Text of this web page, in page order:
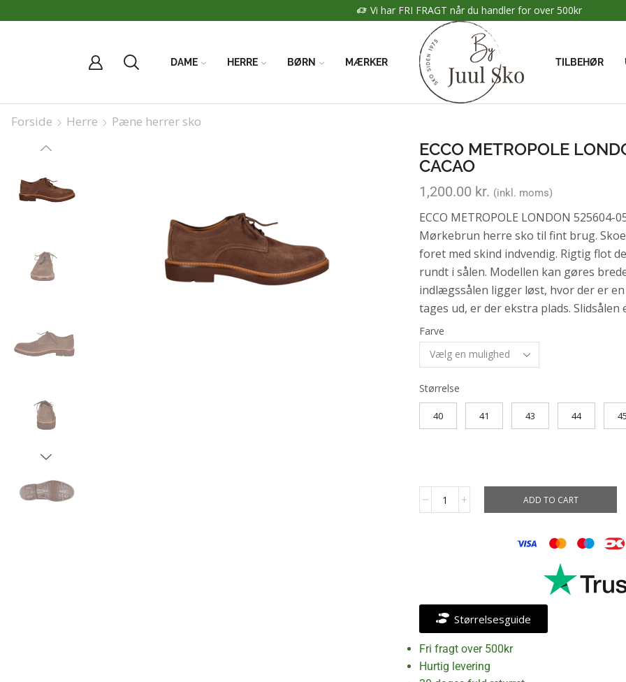
Vi har FRI FRAGT når du handler for over 500kr
DAME HERRE BØRN MÆRKER TILBEHØR
Forside Herre Pæne herrer sko
ECCO METROPOLE
CACAO
1,200.00 kr. (inkl. moms)
ECCO METROPOLE LONDON 525604-
Mørkebrun herre sko til fint brug.
foret med skind indvendig. Rigtig flot
rundt i sålen. Modellen kan gøres
indlægssålen ligger løst, hvor der er
tages ud, er der ekstra plads. Slidsålen
Farve
Størrelse
40 41 43 44
ADD TO CART
Størrelsesguide
Fri fragt over 500kr
Hurtig levering